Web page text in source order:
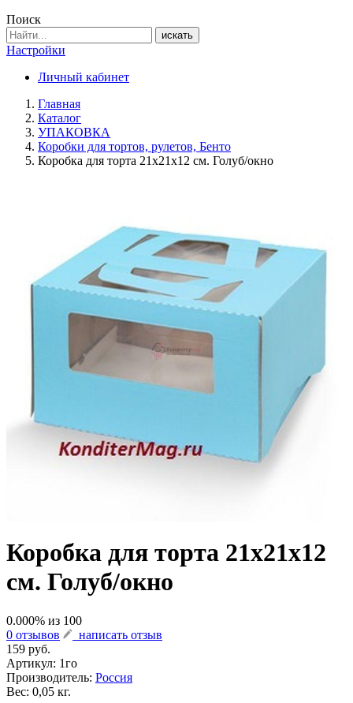
Поиск
искать
Настройки
Личный кабинет
Главная
Каталог
УПАКОВКА
Коробки для тортов, рулетов, Бенто
Коробка для торта 21х21х12 см. Голуб/окно
Коробка для торта 21х21х12
см. Голуб/окно
0.000% из 100
0 отзывов
написать отзыв
159 руб.
Артикул: 1го
Производитель: Россия
Вес: 0,05 кг.